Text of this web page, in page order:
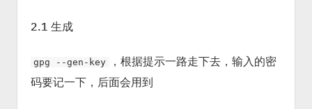
2.1 生成
gpg --gen-key
，根据提示一路走下去，输入的密
码要记一下，后面会用到